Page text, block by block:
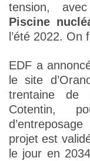
tension,
Piscine
l’été 2022. On
EDF a
le site
trentaine de
Cotentin,
projet est
le jour en